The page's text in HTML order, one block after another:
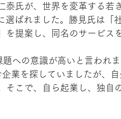
泰氏が、世界を変革する若
選ばれました。勝見氏は「
を提案し、同名のサービス
への意識が高いと言われ
業を探していましたが、
そこで、自ら起業し、独自